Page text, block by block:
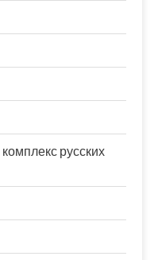
русских